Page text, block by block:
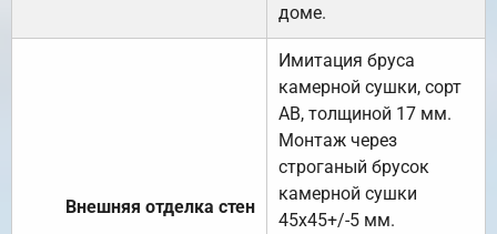
доме.
Внешняя отделка стен
Имитация бруса
камерной сушки, сорт
АВ, толщиной 17 мм.
Монтаж через
строганый брусок
камерной сушки
45х45+/-5 мм.